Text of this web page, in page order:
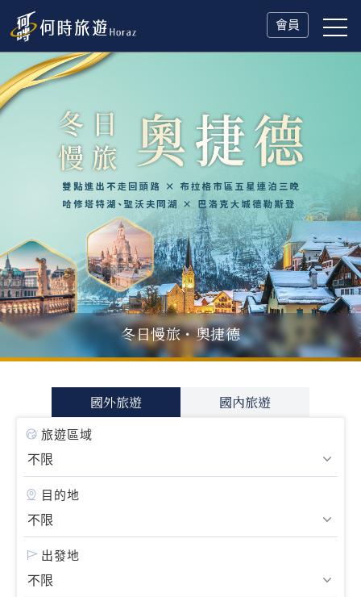
會員
父親節．限時特別企劃
一人旅行Solo Travel
山海雙享・北海道冬日慢旅・奧捷德
國外旅遊 國內旅遊
旅遊區域
目的地
出發地